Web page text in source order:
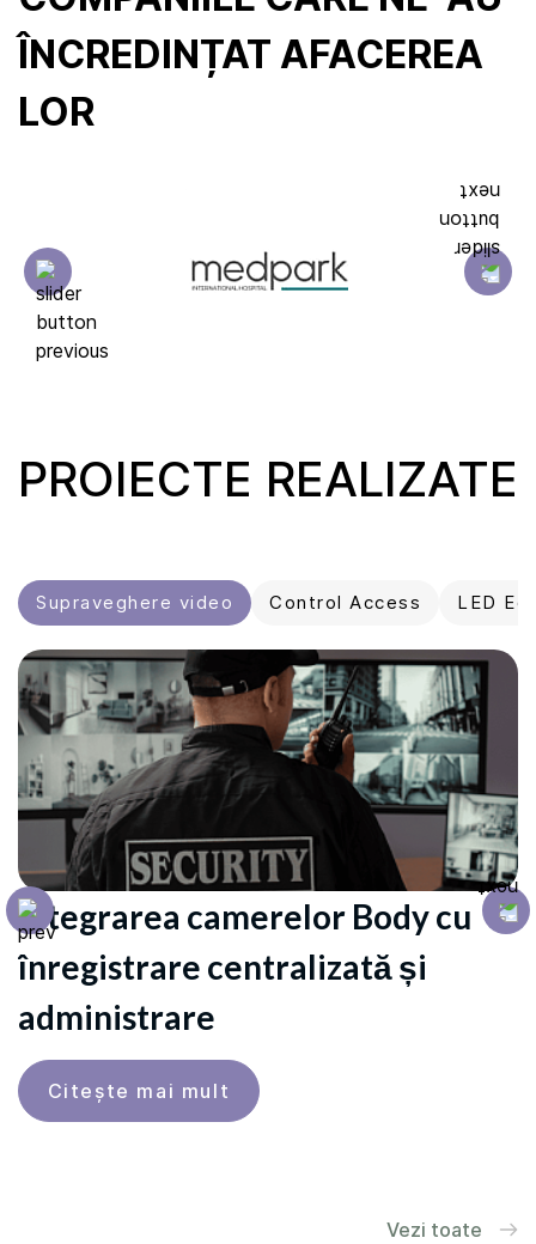
ÎNCREDINȚAT AFACEREA
LOR
PROIECTE REALIZATE
Supraveghere video Control Access LED
Integrarea camerelor Body cu
înregistrare centralizată și
administrare
Citește mai mult
Vezi toate